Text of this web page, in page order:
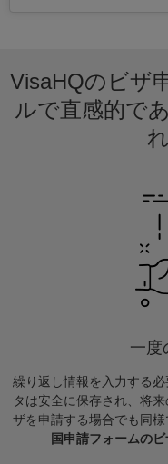
VisaHQのビザ
ルで直感的で
一度
繰り返し情報を入力する
タは安全に保存され、将
ザを申請する場合でも同
国申請フォームのビ